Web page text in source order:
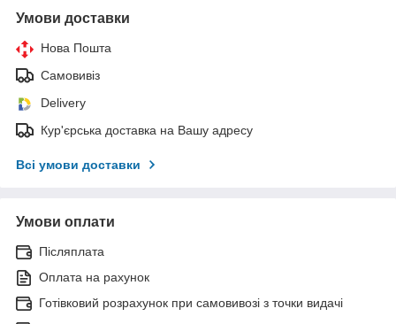
Умови доставки
Нова Пошта
Самовивіз
Delivery
Кур'єрська доставка на Вашу адресу
Всі умови доставки
Умови оплати
Післяплата
Оплата на рахунок
Готівковий розрахунок при самовивозі з точки видачі